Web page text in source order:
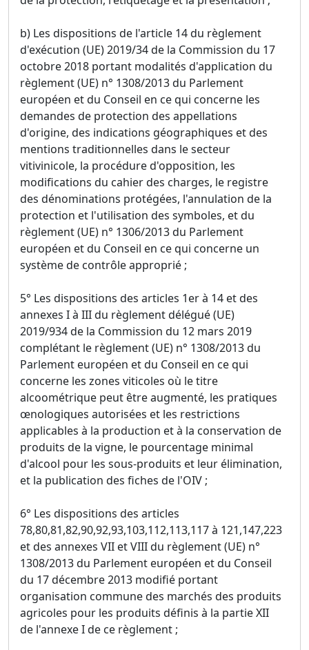
b) Les dispositions de l'article 14 du règlement
d'exécution (UE) 2019/34 de la Commission du 17
octobre 2018 portant modalités d'application du
règlement (UE) n° 1308/2013 du Parlement
européen et du Conseil en ce qui concerne les
demandes de protection des appellations
d'origine, des indications géographiques et des
mentions traditionnelles dans le secteur
vitivinicole, la procédure d'opposition, les
modifications du cahier des charges, le registre
des dénominations protégées, l'annulation de la
protection et l'utilisation des symboles, et du
règlement (UE) n° 1306/2013 du Parlement
européen et du Conseil en ce qui concerne un
système de contrôle approprié ;
5° Les dispositions des articles 1er à 14 et des
annexes I à III du règlement délégué (UE)
2019/934 de la Commission du 12 mars 2019
complétant le règlement (UE) n° 1308/2013 du
Parlement européen et du Conseil en ce qui
concerne les zones viticoles où le titre
alcoométrique peut être augmenté, les pratiques
œnologiques autorisées et les restrictions
applicables à la production et à la conservation de
produits de la vigne, le pourcentage minimal
d'alcool pour les sous-produits et leur élimination,
et la publication des fiches de l'OIV ;
6° Les dispositions des articles
78,80,81,82,90,92,93,103,112,113,117 à 121,147,223
et des annexes VII et VIII du règlement (UE) n°
1308/2013 du Parlement européen et du Conseil
du 17 décembre 2013 modifié portant
organisation commune des marchés des produits
agricoles pour les produits définis à la partie XII
de l'annexe I de ce règlement ;